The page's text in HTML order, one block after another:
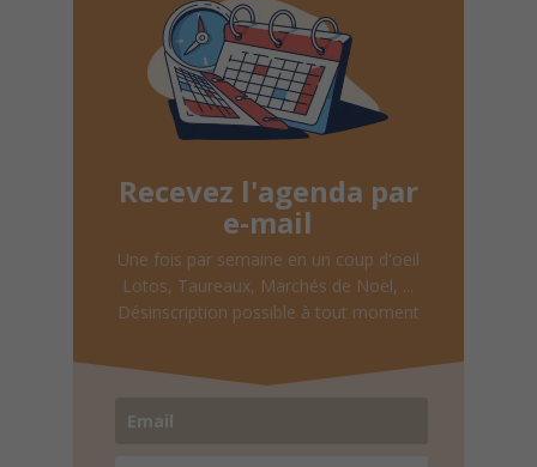
Recevez l'agenda par
e-mail
Une fois par semaine en un coup d'oeil
Lotos, Taureaux, Marchés de Noël, ...
Désinscription possible à tout moment